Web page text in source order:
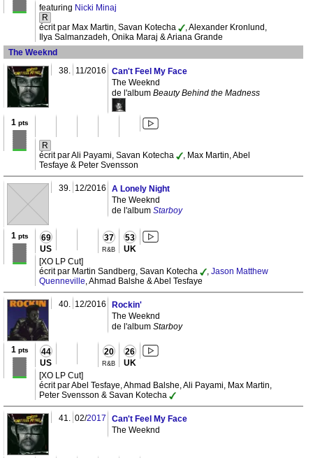
featuring Nicki Minaj
R
écrit par Max Martin, Savan Kotecha
, Alexander Kronlund,
Ilya Salmanzadeh, Onika Maraj & Ariana Grande
The Weeknd
38. 11/2016
Can't Feel My Face
The Weeknd
de l'album Beauty Behind the Madness
1 pts
R
écrit par Ali Payami, Savan Kotecha
, Max Martin, Abel
Tesfaye & Peter Svensson
39. 12/2016
A Lonely Night
The Weeknd
de l'album Starboy
1 pts 69
US
37
R&B
53
UK
[XO LP Cut]
écrit par Martin Sandberg, Savan Kotecha
, Jason Matthew
Quenneville, Ahmad Balshe & Abel Tesfaye
40. 12/2016
Rockin'
The Weeknd
de l'album Starboy
1 pts 44
US
20
R&B
26
UK
[XO LP Cut]
écrit par Abel Tesfaye, Ahmad Balshe, Ali Payami, Max Martin,
Peter Svensson & Savan Kotecha
41. 02/2017
Can't Feel My Face
The Weeknd